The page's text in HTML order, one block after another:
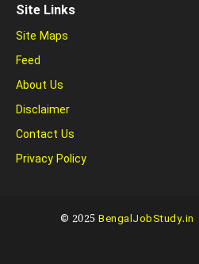
Site Links
Site Maps
Feed
About Us
Disclaimer
Contact Us
Privacy Policy
© 2025BengalJobStudy.in